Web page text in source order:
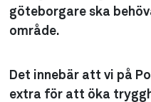
göteborgare ska
område.
Det innebär att vi på
extra för att öka